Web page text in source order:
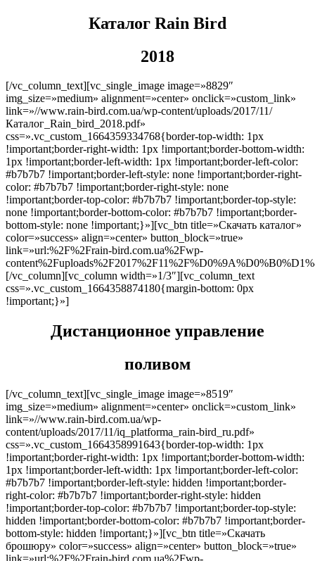
Каталог Rain Bird
2018
[/vc_column_text][vc_single_image image=»8829″
img_size=»medium» alignment=»center» onclick=»custom_link»
link=»//www.rain-bird.com.ua/wp-content/uploads/2017/11/
Каталог_Rain_bird_2018.pdf»
css=».vc_custom_1664359334768{border-top-width: 1px
!important;border-right-width: 1px !important;border-bottom-width:
1px !important;border-left-width: 1px !important;border-left-color:
#b7b7b7 !important;border-left-style: none !important;border-right-
color: #b7b7b7 !important;border-right-style: none
!important;border-top-color: #b7b7b7 !important;border-top-style:
none !important;border-bottom-color: #b7b7b7 !important;border-
bottom-style: none !important;}»][vc_btn title=»Скачать каталог»
color=»success» align=»center» button_block=»true»
link=»url:%2F%2Frain-bird.com.ua%2Fwp-
[/vc_column][vc_column width=»1/3″][vc_column_text
css=».vc_custom_1664358874180{margin-bottom: 0px
!important;}»]
Дистанционное управление
поливом
[/vc_column_text][vc_single_image image=»8519″
img_size=»medium» alignment=»center» onclick=»custom_link»
link=»//www.rain-bird.com.ua/wp-
content/uploads/2017/11/iq_platforma_rain-bird_ru.pdf»
css=».vc_custom_1664358991643{border-top-width: 1px
!important;border-right-width: 1px !important;border-bottom-width:
1px !important;border-left-width: 1px !important;border-left-color:
#b7b7b7 !important;border-left-style: hidden !important;border-
right-color: #b7b7b7 !important;border-right-style: hidden
!important;border-top-color: #b7b7b7 !important;border-top-style:
hidden !important;border-bottom-color: #b7b7b7 !important;border-
bottom-style: hidden !important;}»][vc_btn title=»Скачать
брошюру» color=»success» align=»center» button_block=»true»